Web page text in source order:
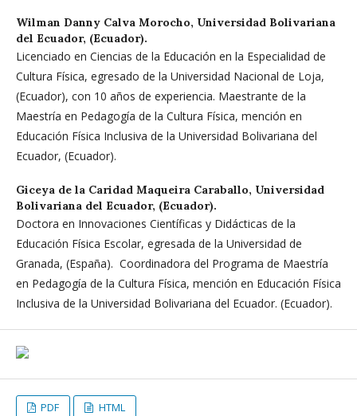
Wilman Danny Calva Morocho, Universidad Bolivariana
del Ecuador, (Ecuador).
Licenciado en Ciencias de la Educación en la Especialidad de
Cultura Física, egresado de la Universidad Nacional de Loja,
(Ecuador), con 10 años de experiencia. Maestrante de la
Maestría en Pedagogía de la Cultura Física, mención en
Educación Física Inclusiva de la Universidad Bolivariana del
Ecuador, (Ecuador).
Giceya de la Caridad Maqueira Caraballo, Universidad
Bolivariana del Ecuador, (Ecuador).
Doctora en Innovaciones Científicas y Didácticas de la
Educación Física Escolar, egresada de la Universidad de
Granada, (España). Coordinadora del Programa de Maestría
en Pedagogía de la Cultura Física, mención en Educación Física
Inclusiva de la Universidad Bolivariana del Ecuador. (Ecuador).
PDF HTML